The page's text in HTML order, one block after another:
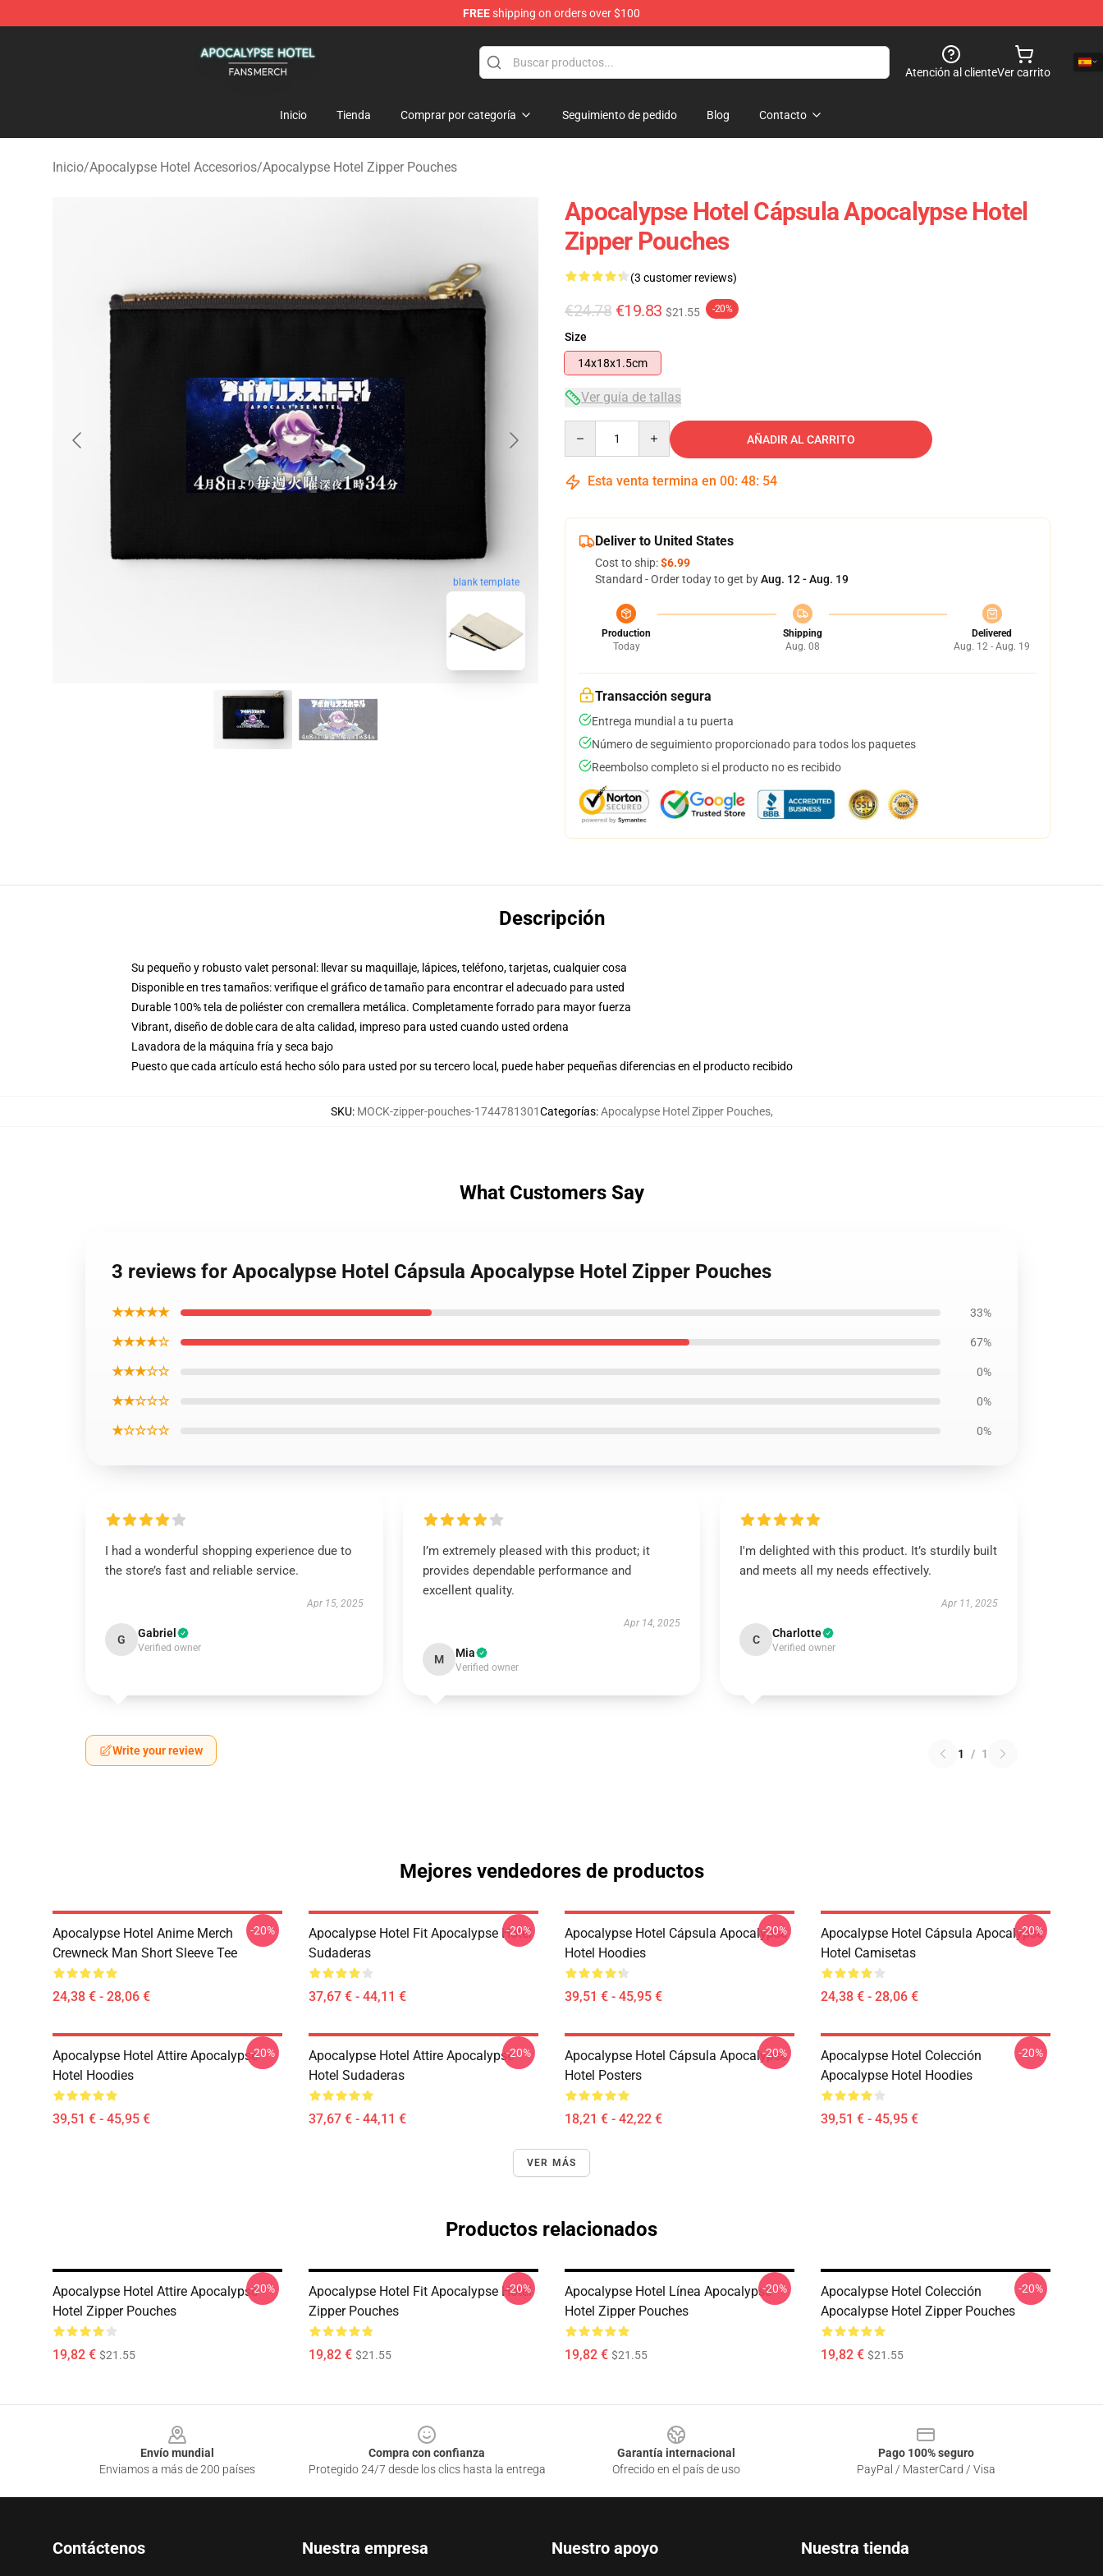
FREEshipping on orders over $100
Atención al clienteVer carrito
Inicio Tienda Comprar por categoría Seguimiento de pedido Blog Contacto
Inicio/Apocalypse Hotel Accesorios/Apocalypse Hotel Zipper Pouches
blank template
Apocalypse Hotel Cápsula Apocalypse Hotel
Zipper Pouches
(3 customer reviews)
€24.78 €19.83 $21.55 -20%
Size
14x18x1.5cm
Ver guía de tallas
AÑADIR AL CARRITO
Esta venta termina en 00: 48: 53
Deliver to United States
Cost to ship:$6.99
Standard - Order today to get byAug. 12 - Aug. 19
Production
Today
Shipping
Aug. 08
Delivered
Aug. 12 - Aug. 19
Transacción segura
Entrega mundial a tu puerta
Número de seguimiento proporcionado para todos los paquetes
Reembolso completo si el producto no es recibido
Descripción
Su pequeño y robusto valet personal: llevar su maquillaje, lápices, teléfono, tarjetas, cualquier cosa
Disponible en tres tamaños: verifique el gráfico de tamaño para encontrar el adecuado para usted
Durable 100% tela de poliéster con cremallera metálica. Completamente forrado para mayor fuerza
Vibrant, diseño de doble cara de alta calidad, impreso para usted cuando usted ordena
Lavadora de la máquina fría y seca bajo
Puesto que cada artículo está hecho sólo para usted por su tercero local, puede haber pequeñas diferencias en el producto recibido
SKU: MOCK-zipper-pouches-1744781301Categorías:Apocalypse Hotel Zipper Pouches,
What Customers Say
3 reviews for Apocalypse Hotel Cápsula Apocalypse Hotel Zipper Pouches
★★★★★ 33%
★★★★☆ 67%
★★★☆☆ 0%
★★☆☆☆ 0%
★☆☆☆☆ 0%
I had a wonderful shopping experience due to
the store’s fast and reliable service.
Apr 15, 2025
G Gabriel
Verified owner
I’m extremely pleased with this product; it
provides dependable performance and
excellent quality.
Apr 14, 2025
M Mia
Verified owner
I'm delighted with this product. It’s sturdily built
and meets all my needs effectively.
Apr 11, 2025
C Charlotte
Verified owner
Write your review 1 / 1
Mejores vendedores de productos
Apocalypse Hotel Anime Merch
Crewneck Man Short Sleeve Tee
24,38 € - 28,06 €
-20%
Apocalypse Hotel Fit Apocalypse Hotel
Sudaderas
37,67 € - 44,11 €
-20%
Apocalypse Hotel Cápsula Apocalypse
Hotel Hoodies
39,51 € - 45,95 €
-20%
Apocalypse Hotel Cápsula Apocalypse
Hotel Camisetas
24,38 € - 28,06 €
-20%
Apocalypse Hotel Attire Apocalypse
Hotel Hoodies
39,51 € - 45,95 €
-20%
Apocalypse Hotel Attire Apocalypse
Hotel Sudaderas
37,67 € - 44,11 €
-20%
Apocalypse Hotel Cápsula Apocalypse
Hotel Posters
18,21 € - 42,22 €
-20%
Apocalypse Hotel Colección
Apocalypse Hotel Hoodies
39,51 € - 45,95 €
-20%
VER MÁS
Productos relacionados
Apocalypse Hotel Attire Apocalypse
Hotel Zipper Pouches
19,82 € $21.55
-20%
Apocalypse Hotel Fit Apocalypse Hotel
Zipper Pouches
19,82 € $21.55
-20%
Apocalypse Hotel Línea Apocalypse
Hotel Zipper Pouches
19,82 € $21.55
-20%
Apocalypse Hotel Colección
Apocalypse Hotel Zipper Pouches
19,82 € $21.55
-20%
Envío mundial
Enviamos a más de 200 países
Compra con confianza
Protegido 24/7 desde los clics hasta la entrega
Garantía internacional
Ofrecido en el país de uso
Pago 100% seguro
PayPal / MasterCard / Visa
Contáctenos Nuestra empresa Nuestro apoyo Nuestra tienda